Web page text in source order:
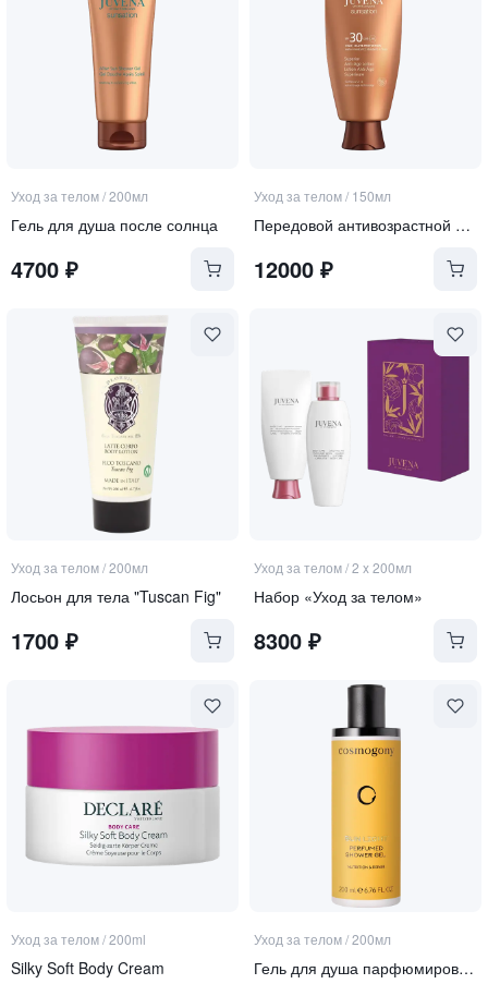
Уход за телом/200мл
Гель для душа после солнца
4700 ₽
Уход за телом/ 150мл
Передовой антивозрастной лосьон для тела SPF 30
12000₽
Уход за телом/200мл
Лосьон для тела "Tuscan Fig"
1700 ₽
Уход за телом/2 x 200мл
Набор «Уход за телом»
8300₽
Уход за телом/200ml
Silky Soft Body Cream
Уход за телом/200мл
Гель для душа парфюмированный для тела и волос